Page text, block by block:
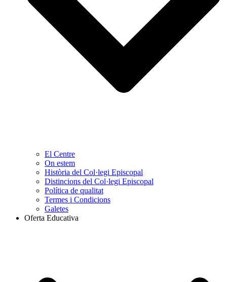
El Centre
On estem
Història del Col·legi Episcopal
Distincions del Col·legi Episcopal
Política de qualitat
Termes i Condicions
Galetes
Oferta Educativa